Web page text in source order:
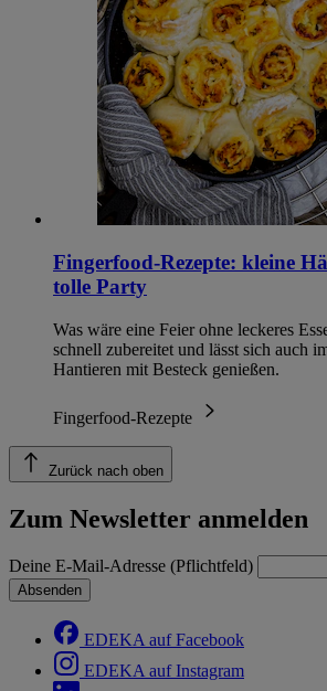
Fingerfood-Rezepte: kleine
tolle Party
Was wäre eine Feier ohne leckeres
schnell zubereitet und lässt sich auch
Hantieren mit Besteck genießen.
Fingerfood-Rezepte
Zurück nach oben
Zum Newsletter anmelden
Deine E-Mail-Adresse (Pflichtfeld)
Absenden
EDEKA auf Facebook
EDEKA auf Instagram